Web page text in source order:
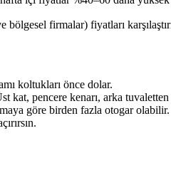
firmalar) fiyatları
koltukları önce dolar.
kat, pencere kenarı, arka
göre birden fazla otogar olabilir.